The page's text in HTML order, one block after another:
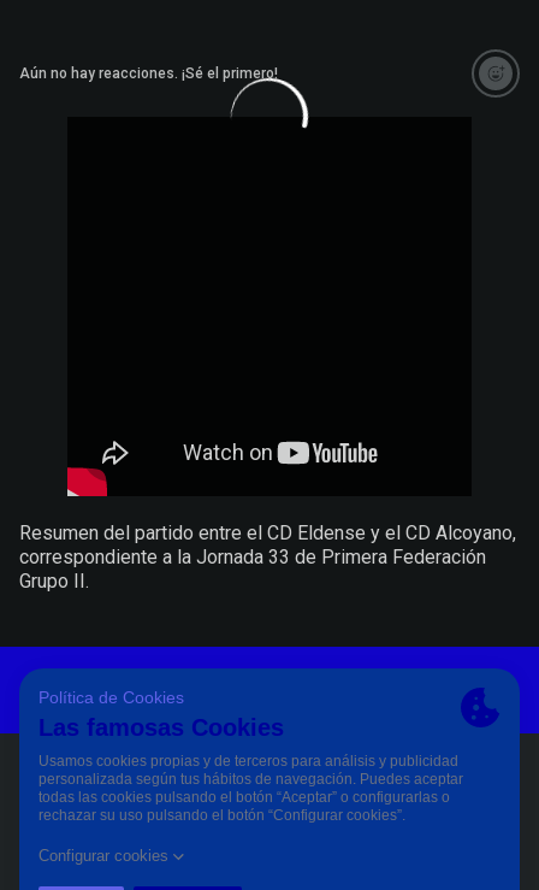
Aún no hay reacciones. ¡Sé el primero!
Resumen del partido entre el CD Eldense y el CD Alcoyano,
correspondiente a la Jornada 33 de Primera Federación
Grupo II.
Política De Cookies